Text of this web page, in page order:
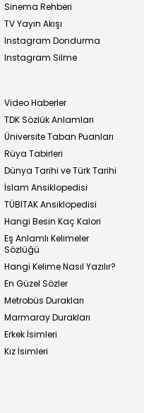
Sinema Rehberi
TV Yayın Akışı
Instagram Dondurma
Instagram Silme
Video Haberler
TDK Sözlük Anlamları
Üniversite Taban Puanları
Rüya Tabirleri
Dünya Tarihi ve Türk Tarihi
İslam Ansiklopedisi
TÜBİTAK Ansiklopedisi
Hangi Besin Kaç Kalori
Eş Anlamlı Kelimeler
Sözlüğü
Hangi Kelime Nasıl Yazılır?
En Güzel Sözler
Metrobüs Durakları
Marmaray Durakları
Erkek İsimleri
Kız İsimleri